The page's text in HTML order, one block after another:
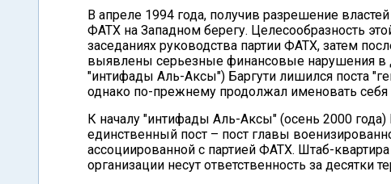
В апреле 1994 года, получив разрешение
ФАТХ на Западном берегу. Целесообразность
заседаниях руководства партии ФАТХ, затем
выявлены серьезные финансовые нарушения в
"интифады Аль-Аксы") Баргути лишился поста
однако по-прежнему продолжал именовать
К началу "интифады Аль-Аксы" (осень 2000 года)
единственный пост – пост главы
ассоциированной с партией ФАТХ. Штаб-
организации несут ответственность за десятки